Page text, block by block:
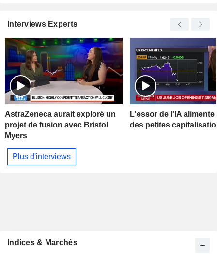
Interviews Experts
AstraZeneca aurait exploré un
projet de fusion avec Bristol
Myers
L'essor de l'IA alimente
des petites
Plus d'interviews
Indices & Marchés